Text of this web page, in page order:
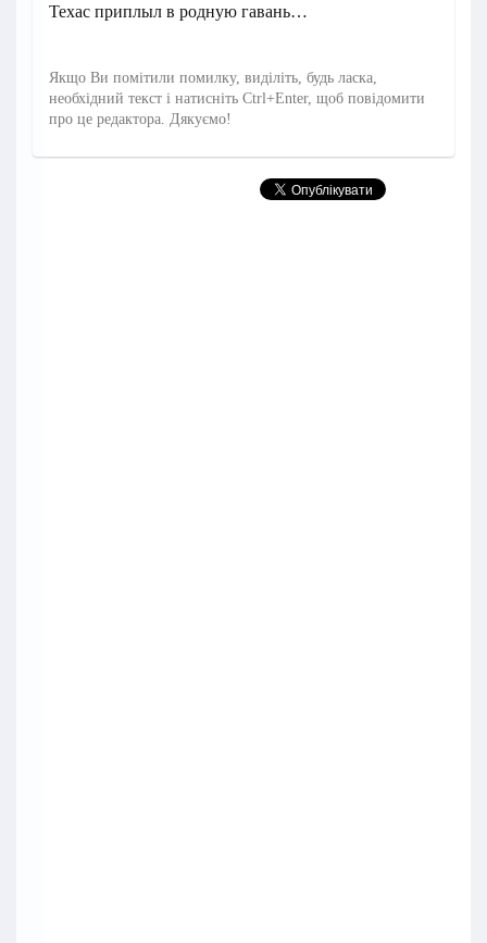
Техас приплыл в родную гавань…
Якщо Ви помітили помилку, виділіть, будь ласка,
необхідний текст і натисніть Ctrl+Enter, щоб повідомити
про це редактора. Дякуємо!